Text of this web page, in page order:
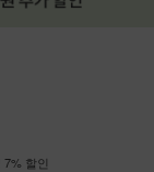
7% 할인